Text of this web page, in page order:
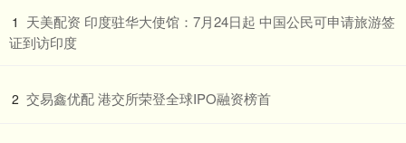
1 ​天美配资 印度驻华大使馆：7月24日起 中国公民可申请旅游签
证到访印度
2 ​交易鑫优配 港交所荣登全球IPO融资榜首